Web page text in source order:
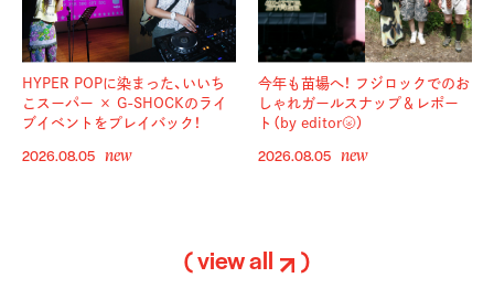
HYPER POPに染まった、いいち
こスーパー × G-SHOCKのライ
ブイベントをプレイバック！
2026.08.05 new
今年も苗場へ！ フジロックでのお
しゃれガールスナップ＆レポー
ト（by editor🌝）
2026.08.05 new
( view all )